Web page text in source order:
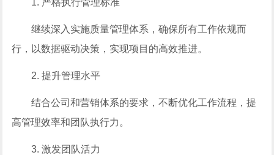
1. 严格执行管理标准
继续深入实施质量管理体系，确保所有工作依规而
行，以数据驱动决策，实现项目的高效推进。
2. 提升管理水平
结合公司和营销体系的要求，不断优化工作流程，提
高管理效率和团队执行力。
3. 激发团队活力